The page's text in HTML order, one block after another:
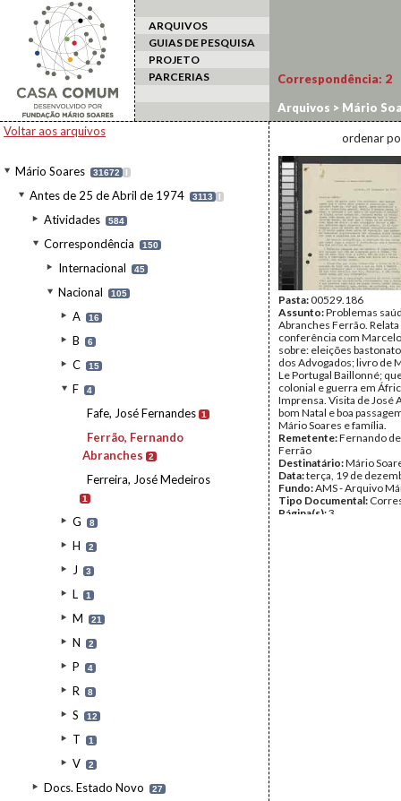
ARQUIVOS
GUIAS DE PESQUISA
PROJETO
PARCERIAS
Voltar aos arquivos
Mário Soares 31672 I
Antes de 25 de Abril de 1974 3113 I
Atividades 584
Correspondência 150
Internacional 45
Nacional 105
A 16
B 6
C 15
F 4
Fafe, José Fernandes 1
Ferrão, Fernando
Abranches
2
Ferreira, José Medeiros
1
G 8
H 2
J 3
L 1
M 21
N 2
P 4
R 8
S 12
T 1
V 2
Docs. Estado Novo 27
Correspondência: 2
Arquivos > Mário
Fernando Abranches
ordenar
Pasta:00529.186
Assunto:Problemas
Abranches Ferrão. Relata
conferência com
sobre: eleições
dos Advogados; livro de
Le Portugal Baillonné;
colonial e guerra em
Imprensa. Visita de José
bom Natal e boa
Mário Soares e família.
Remetente:Fernando
Ferrão
Destinatário:Mário
Data:terça, 19 de
Fundo:AMS - Arquivo
Tipo Documental:
Página(s):3